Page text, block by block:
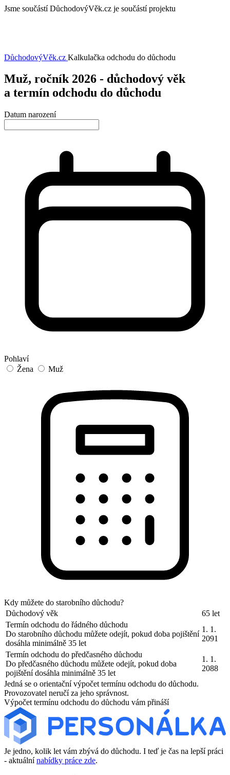
Jsme součástí DůchodovýVěk.cz je součástí projektu
DůchodovýVěk.cz Kalkulačka odchodu do důchodu
Muž, ročník 2026 - důchodový věk
a termín odchodu do důchodu
Datum narození
Pohlaví
Žena
Muž
Kdy můžete do starobního důchodu?
Důchodový věk
65 let
Termín odchodu do řádného důchodu
Do starobního důchodu můžete odejít, pokud doba pojištění
dosáhla minimálně 35 let
1. 1.
2091
Termín odchodu do předčasného důchodu
Do předčasného důchodu můžete odejít, pokud doba
pojištění dosáhla minimálně 35 let
1. 1.
2088
Jedná se o orientační výpočet termínu odchodu do důchodu.
Provozovatel neručí za jeho správnost.
Výpočet termínu odchodu do důchodu vám přináší
Je jedno, kolik let vám zbývá do důchodu. I teď je čas na lepší práci
- aktuálnínabídky práce zde.